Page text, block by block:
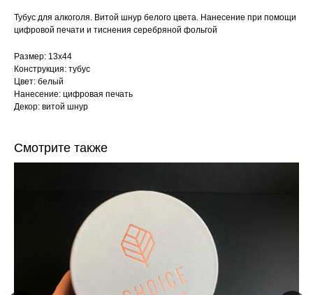
Тубус для алкоголя. Витой шнур белого цвета. Нанесение при помощи
цифровой печати и тиснения серебряной фольгой
Размер: 13х44
Конструкция: тубус
Цвет: белый
Нанесение: цифровая печать
Декор: витой шнур
Смотрите также